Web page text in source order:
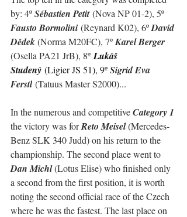
by: 4º Sébastien Petit (Nova NP 01-2), 5º
Fausto Bormolini (Reynard K02), 6º David
Dědek (Norma M20FC), 7º Karel Berger
(Osella PA21 JrB), 8º Lukáš
Studený (Ligier JS 51), 9º Sigrid Eva
Ferstl (Tatuus Master S2000)...
In the numerous and competitive Category 1
the victory was for Reto Meisel (Mercedes-
Benz SLK 340 Judd) on his return to the
championship. The second place went to
Dan Michl (Lotus Elise) who finished only
a second from the first position, it is worth
noting the second official race of the Czech
where he was the fastest. The last place on